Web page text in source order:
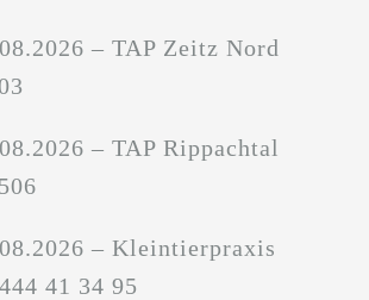
– TAP Zeitz Nord
– TAP Rippachtal
– Kleintierpraxis
41 34 95